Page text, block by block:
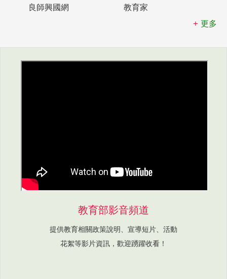
良師興國網
教育家
更多
教育部影音頻道
提供教育相關政策說明、宣導短片、活動
花絮等影片資訊，歡迎踴躍收看！